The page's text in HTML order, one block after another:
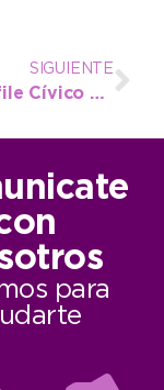
SIGUIENTE
El Desfile Cívico Militar se corrió para la hora 16 de este lunes
para